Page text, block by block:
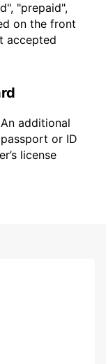
"prepaid",
on the front
accepted
additional
or ID
license